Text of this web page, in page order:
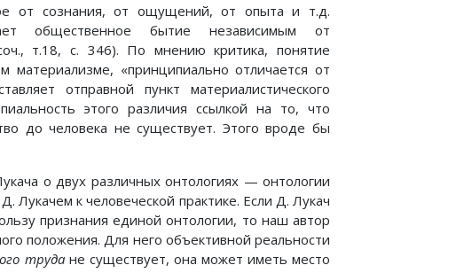
от сознания, от ощущений, от опыта и т.д.
общественное бытие независимым от
т.18, с. 346). По мнению критика, понятие
материализме, «принципиально отличается от
отправной пункт материалистического
этого различия ссылкой на то, что
до человека не существует. Этого вроде бы
о двух различных онтологиях — онтологии
к человеческой практике. Если Д. Лукач
признания единой онтологии, то наш автор
положения. Для него объективной реальности
трудане существует, она может иметь место